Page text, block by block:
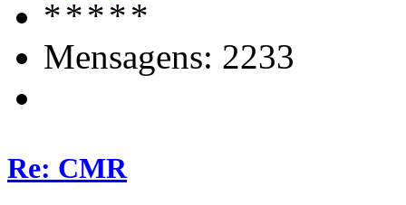
Mensagens: 2233
Re: CMR